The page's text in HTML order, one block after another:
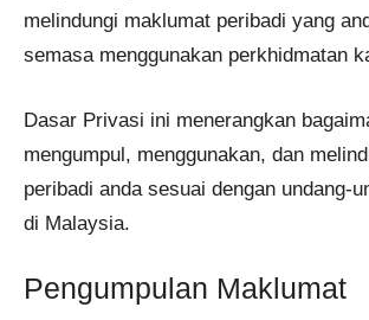
melindungi maklumat peribadi yang
semasa menggunakan perkhidmatan
Dasar Privasi ini menerangkan
mengumpul, menggunakan, dan
peribadi anda sesuai dengan undang-
di Malaysia.
Pengumpulan Maklumat